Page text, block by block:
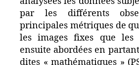
par les différents
principales métriques de
les images fixes que les
ensuite abordées en
dites « mathématiques »